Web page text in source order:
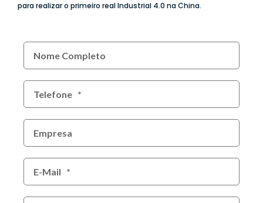
para realizar o primeiro real Industrial 4.0 na China.